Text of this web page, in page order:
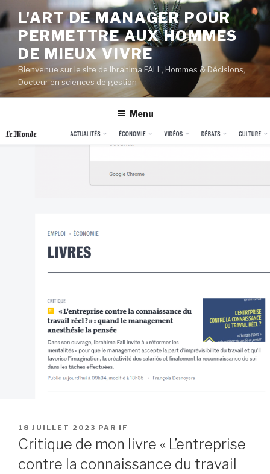
au
contenu
principal
L'ART DE MANAGER POUR
PERMETTRE AUX HOMMES
DE MIEUX VIVRE
Bienvenue sur le site de Ibrahima FALL, Hommes & Décisions,
Docteur en sciences de gestion
Menu
PUBLIÉ
LE
18 JUILLET 2023 PAR IF
Critique de mon livre « L’entreprise
contre la connaissance du travail